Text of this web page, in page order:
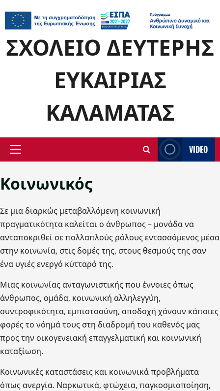
content
ΣΧΟΛΕΊΟ ΔΕΎΤΕΡΗΣ
ΕΥΚΑΙΡΊΑΣ
ΚΑΛΑΜΆΤΑΣ
Primary
VIDEO
Κοινωνικός
Σε μια διαρκώς μεταβαλλόμενη κοινωνική
πραγματικότητα καλείται ο άνθρωπος – μονάδα να
ανταποκριθεί σε πολλαπλούς ρόλους εντασσόμενος μέσα
στην κοινωνία, στις δομές της, στους θεσμούς της σαν
ένα υγιές ενεργό κύτταρό της.
Μιας κοινωνίας ανταγωνιστικής που έννοιες όπως
άνθρωπος, ομάδα, κοινωνική αλληλεγγύη,
συντροφικότητα, εμπιστοσύνη, αποδοχή χάνουν κάποιες
φορές το νόημά τους στη διαδρομή του καθενός μας
προς την οικογενειακή επαγγελματική και κοινωνική
καταξίωση.
Κοινωνικές καταστάσεις και κοινωνικά προβλήματα
όπως ανεργία. Ναρκωτικά, φτώχεια, παγκοσμιοποίηση,